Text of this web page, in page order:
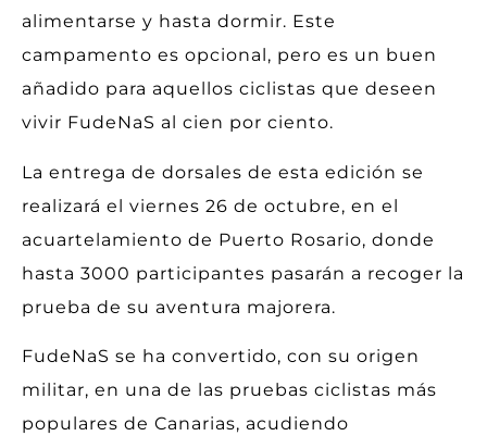
alimentarse y hasta dormir. Este
campamento es opcional, pero es un buen
añadido para aquellos ciclistas que deseen
vivir FudeNaS al cien por ciento.
La entrega de dorsales de esta edición se
realizará el viernes 26 de octubre, en el
acuartelamiento de Puerto Rosario, donde
hasta 3000 participantes pasarán a recoger la
prueba de su aventura majorera.
FudeNaS se ha convertido, con su origen
militar, en una de las pruebas ciclistas más
populares de Canarias, acudiendo